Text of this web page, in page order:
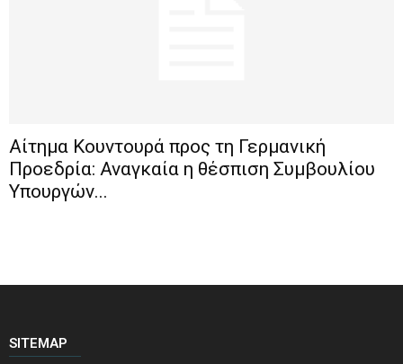
Αίτημα Κουντουρά προς τη Γερμανική
Προεδρία: Αναγκαία η θέσπιση Συμβουλίου
Υπουργών...
SITEMAP